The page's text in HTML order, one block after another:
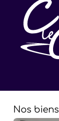
Nos biens